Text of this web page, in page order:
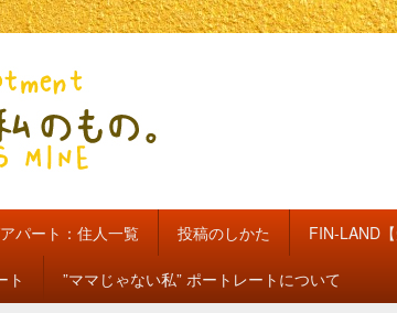
の。【新館】
パート：住人一覧 投稿のしかた FIN-LAND
ト ”ママじゃない私” ポートレートについて